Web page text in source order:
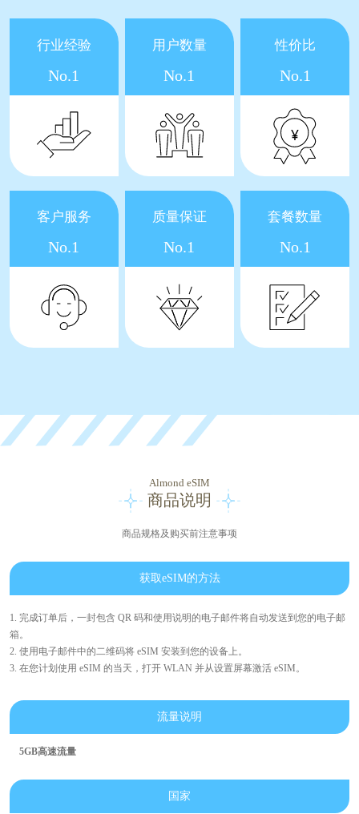
行业经验
No.1
用户数量
No.1
性价比
No.1
客户服务
No.1
质量保证
No.1
套餐数量
No.1
Almond eSIM
商品说明
商品规格及购买前注意事项
获取eSIM的方法
1. 完成订单后，一封包含 QR 码和使用说明的电子邮件将自动发送到您的电子邮
箱。
2. 使用电子邮件中的二维码将 eSIM 安装到您的设备上。
3. 在您计划使用 eSIM 的当天，打开 WLAN 并从设置屏幕激活 eSIM。
流量说明
5GB高速流量
国家